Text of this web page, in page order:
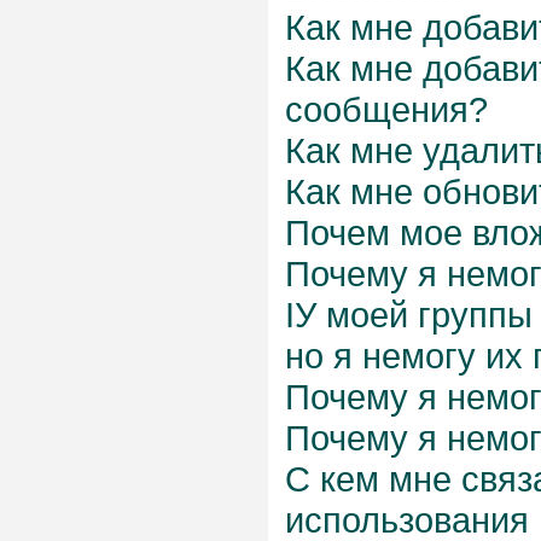
Как мне
Как мне
сообщения?
Как мне
Как мне
Почем мое
Почему я
IУ моей
но я немогу их
Почему я
Почему я
С кем мне